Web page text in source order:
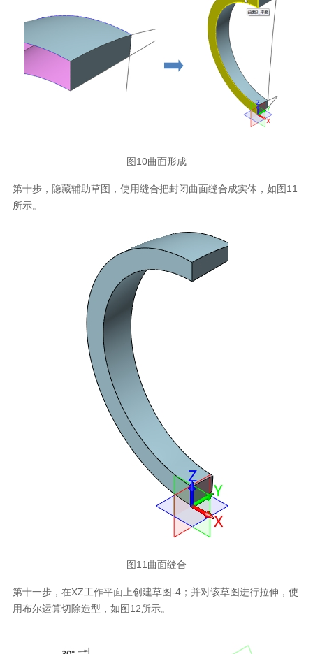
图10曲面形成
第十步，隐藏辅助草图，使用缝合把封闭曲面缝合成实体，如图11
所示。
图11曲面缝合
第十一步，在XZ工作平面上创建草图-4；并对该草图进行拉伸，使
用布尔运算切除造型，如图12所示。